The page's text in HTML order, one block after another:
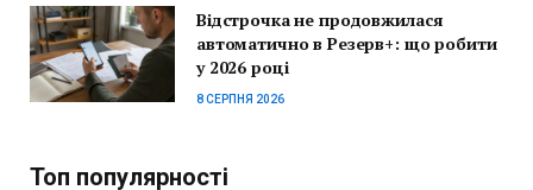
Відстрочка не продовжилася
автоматично в Резерв+: що робити
у 2026 році
8 СЕРПНЯ 2026
Топ популярності